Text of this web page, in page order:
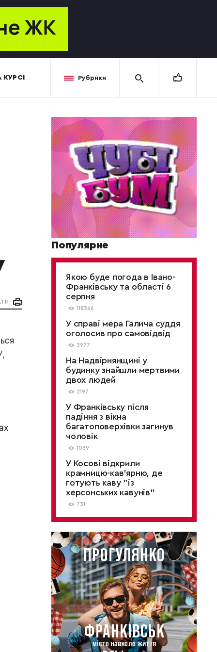
Рубрики
Популярне
Якою буде погода в Івано-
Франківську та області 6
серпня
118366
У справі мера Галича суддя
оголосив про самовідвід
3977
На Надвірнянщині у
будинку знайшли мертвими
двох людей
2197
У Франківську після
падіння з вікна
багатоповерхівки загинув
чоловік
1039
У Косові відкрили
крамницю-кав'ярню, де
готують каву "із
херсонських кавунів"
731